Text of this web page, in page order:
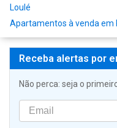
Loulé
Apartamentos à venda em
Receba alertas por
Não perca: seja o